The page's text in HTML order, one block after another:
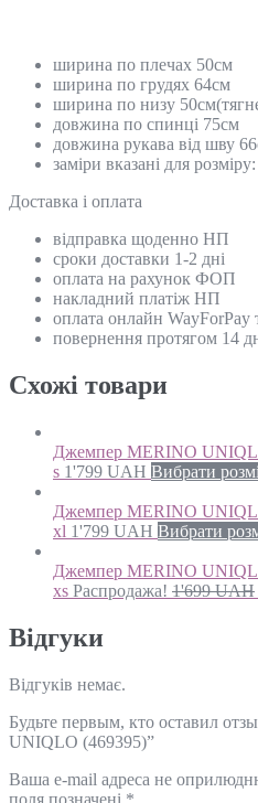
ширина по плечах 50см
ширина по грудях 64см
ширина по низу
довжина по спинці 75см
довжина рукава від шву
заміри вказані для
Доставка і оплата
відправка щоденно НП
сроки доставки 1-2 дні
оплата на рахунок ФОП
накладний платіж НП
оплата онлайн WayForPay
повернення протягом 14
Схожi товари
Джемпер MERINO
s 1'799 UAH Вибрати
Джемпер MERINO
xl 1'799 UAH Вибрати
Джемпер MERINO
xs Распродажа! 1'699UAH
Відгуки
Відгуків немає.
Будьте первым, кто оставил
UNIQLO (469395)”
Ваша e-mail адреса не
поля позначені *